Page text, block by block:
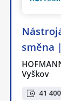
směna
Vyškov
41